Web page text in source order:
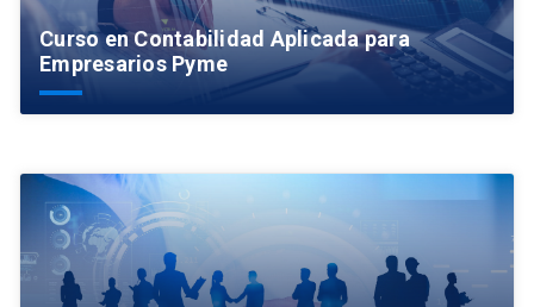
Curso en Contabilidad Aplicada para
Empresarios Pyme